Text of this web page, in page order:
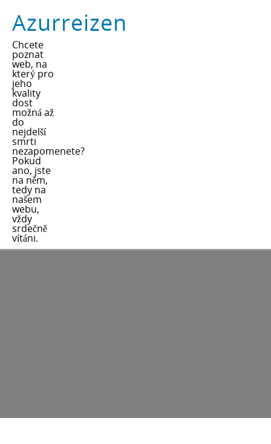
Azurreizen
Chcete
poznat
web, na
který pro
jeho
kvality
dost
možná až
do
nejdelší
smrti
nezapomenete?
Pokud
ano, jste
na něm,
tedy na
našem
webu,
vždy
srdečně
vítáni.